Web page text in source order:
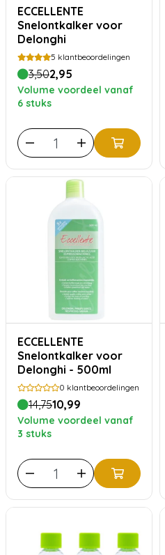
ECCELLENTE
Snelontkalker voor
Delonghi
5 klantbeoordelingen
3,502,95
Volume voordeel vanaf
6 stuks
ECCELLENTE
Snelontkalker voor
Delonghi - 500ml
0 klantbeoordelingen
14,7510,99
Volume voordeel vanaf
3 stuks